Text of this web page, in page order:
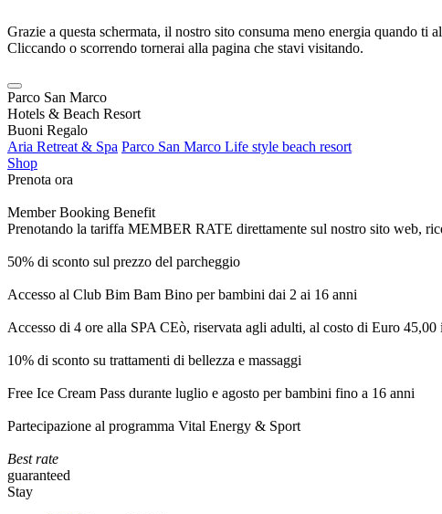
Grazie a questa schermata, il nostro sito consuma meno energia quando ti
Cliccando o scorrendo tornerai alla pagina che stavi visitando.
Parco San Marco
Hotels & Beach Resort
Buoni Regalo
Aria Retreat & Spa Parco San Marco Life style beach resort
Shop
Prenota ora
Member Booking Benefit
Prenotando la tariffa MEMBER RATE direttamente sul nostro sito web,
50% di sconto sul prezzo del parcheggio
Accesso al Club Bim Bam Bino per bambini dai 2 ai 16 anni
Accesso di 4 ore alla SPA CEò, riservata agli adulti, al costo di Euro
10% di sconto su trattamenti di bellezza e massaggi
Free Ice Cream Pass durante luglio e agosto per bambini fino a 16 anni
Partecipazione al programma Vital Energy & Sport
Best rate
guaranteed
Stay